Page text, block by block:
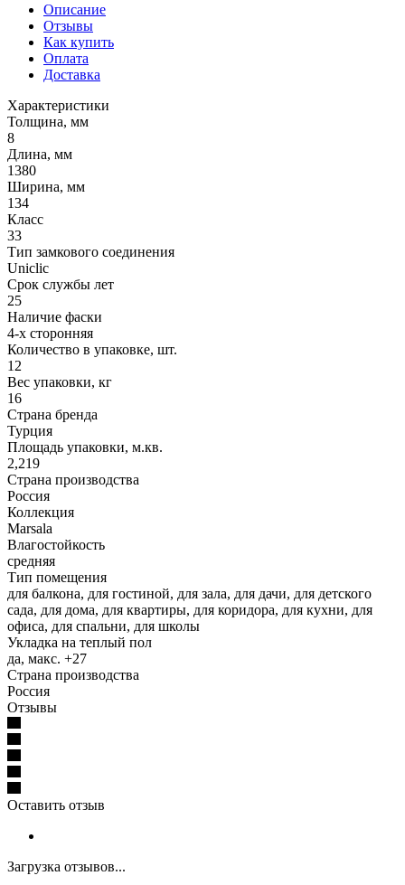
Описание
Отзывы
Как купить
Оплата
Доставка
Характеристики
Толщина, мм
8
Длина, мм
1380
Ширина, мм
134
Класс
33
Тип замкового соединения
Uniclic
Срок службы лет
25
Наличие фаски
4-х сторонняя
Количество в упаковке, шт.
12
Вес упаковки, кг
16
Страна бренда
Турция
Площадь упаковки, м.кв.
2,219
Страна производства
Россия
Коллекция
Marsala
Влагостойкость
средняя
Тип помещения
для балкона, для гостиной, для зала, для дачи, для детского
сада, для дома, для квартиры, для коридора, для кухни, для
офиса, для спальни, для школы
Укладка на теплый пол
да, макс. +27
Страна производства
Россия
Отзывы
Оставить отзыв
Загрузка отзывов...